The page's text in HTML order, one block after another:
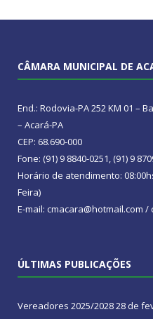
CÂMARA MUNICIPAL DE
End.: Rodovia-PA 252 KM 01 –
– Acará-PA
CEP: 68.690-000
Fone: (91) 9 8840-0251, (91) 9
Horário de atendimento:
Feira)
E-mail: cmacara@hotmail.com
ÚLTIMAS PUBLICAÇÕES
Vereadores 2025/202828 de